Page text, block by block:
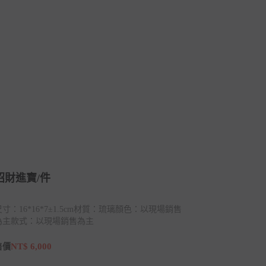
財進寶/件
寸：16*16*7±1.5cm材質：琉璃顏色：以現場銷售
主款式：以現場銷售為主
價NT$ 6,000